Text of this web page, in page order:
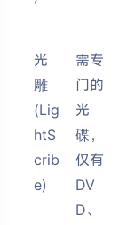
光
雕
(Lig
htS
crib
e)
需专
门的
光
碟，
仅有
DV
D、